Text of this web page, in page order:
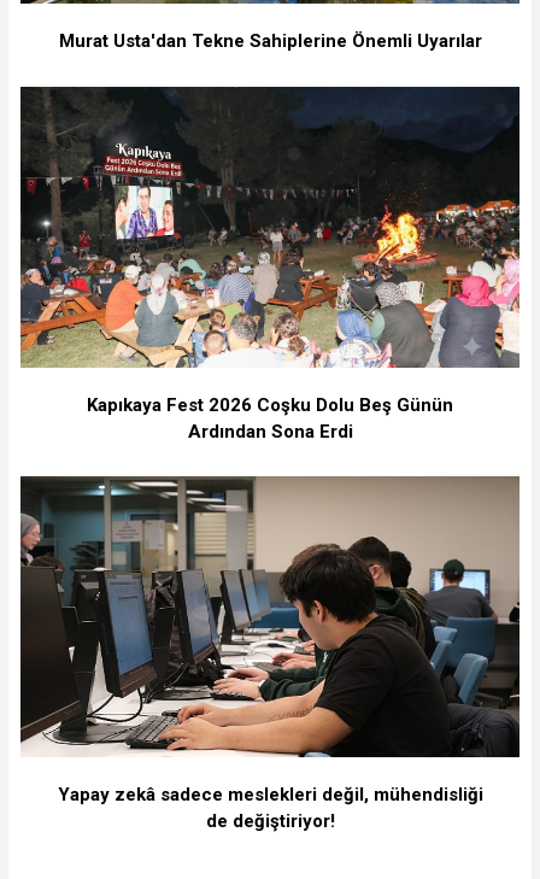
Murat Usta'dan Tekne Sahiplerine Önemli Uyarılar
Kapıkaya Fest 2026 Coşku Dolu Beş Günün
Ardından Sona Erdi
Yapay zekâ sadece meslekleri değil, mühendisliği
de değiştiriyor!